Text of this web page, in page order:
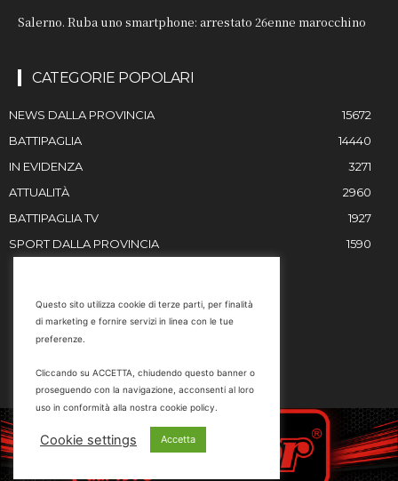
Salerno. Ruba uno smartphone: arrestato 26enne marocchino
CATEGORIE POPOLARI
NEWS DALLA PROVINCIA
15672
BATTIPAGLIA
14440
IN EVIDENZA
3271
ATTUALITÀ
2960
BATTIPAGLIA TV
1927
SPORT DALLA PROVINCIA
1590
Email
marketing@battipaglia1929.it
carminegaldi@virgilio.it
Questo sito utilizza cookie di terze parti, per finalità
di marketing e fornire servizi in linea con le tue
preferenze.
Cliccando su ACCETTA, chiudendo questo banner o
proseguendo con la navigazione, acconsenti al loro
uso in conformità alla nostra cookie policy.
Cookie settings Accetta